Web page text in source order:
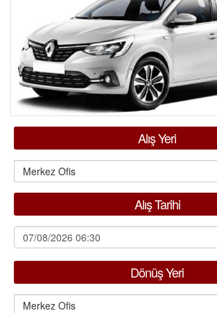
KIRALAMA KOŞULLARI
FILO KIRALAMA
S.S.S.
İLETİŞİM
ÜYE GİRİŞİ / KAYIT
Alış Yeri
Alış Tarihi
Dönüş Yeri